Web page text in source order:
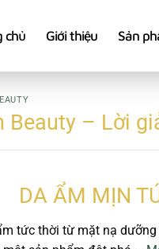
chủ Giới thiệu Sản
Beauty – Lời
DA ẨM MỊN
tức thời từ mặt nạ